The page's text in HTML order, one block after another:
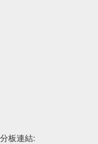
分板連結: